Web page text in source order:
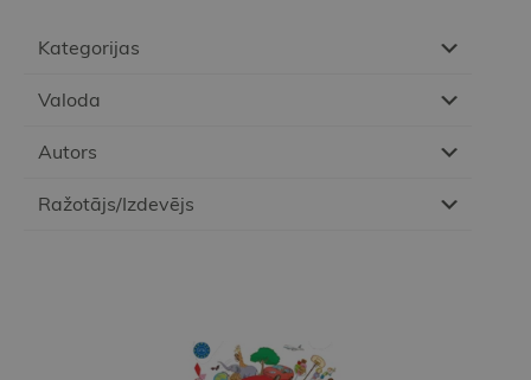
Kategorijas
Valoda
Autors
Ražotājs/Izdevējs